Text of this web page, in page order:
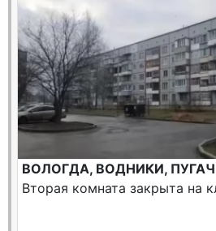
ВОЛОГДА, ВОДНИКИ,
Вторая комната закрыта на